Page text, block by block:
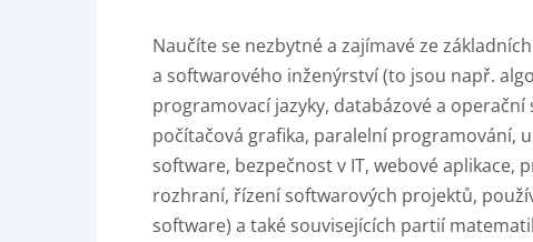
Naučíte se nezbytné a zajímavé ze
a softwarového inženýrství (to jsou např.
programovací jazyky, databázové a
počítačová grafika, paralelní programování,
software, bezpečnost v IT, webové aplikace,
rozhraní, řízení softwarových projektů,
software) a také souvisejících partií